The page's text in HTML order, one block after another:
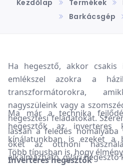
Kezdőlap
Termékek
Barkácsgép
Ha hegesztő, akkor
emlékszel azokra a
transzformátorokra,
nagyszüleink vagy a
hegesztési feladatokat.
lassan a feledés
őket az otthoni
alkalmazható, gyári hegesztő
Ma már a technika
hegesztők az
kínálatunkban is ezeket a
Több típusban is, hogy
Inverteres hegesztők